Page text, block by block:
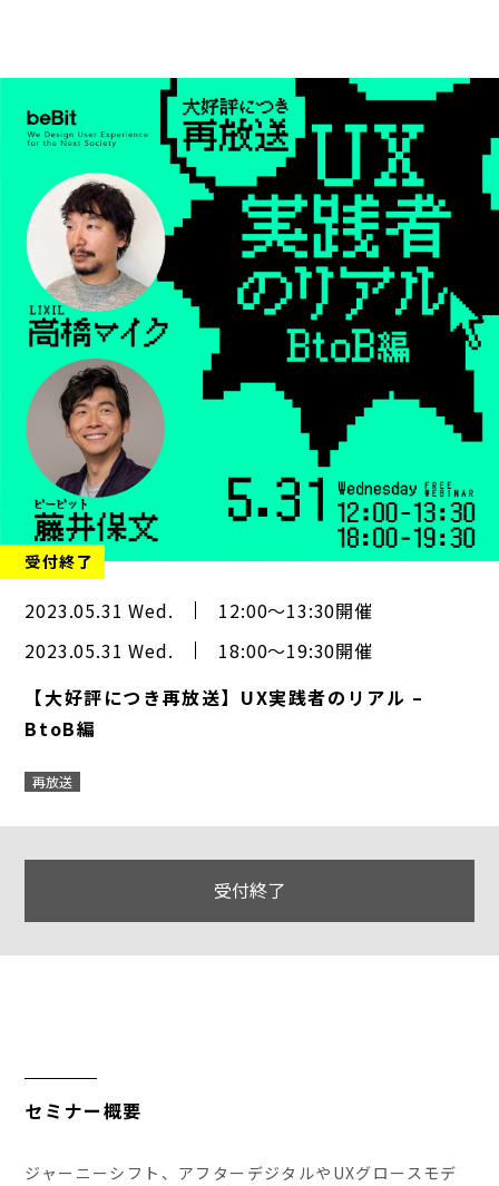
受付終了
2023.05.31 Wed.
12:00～13:30開催
2023.05.31 Wed.
18:00～19:30開催
【大好評につき再放送】UX実践者のリアル –
BtoB編
再放送
受付終了
セミナー概要
ジャーニーシフト、アフターデジタルやUXグロースモデ